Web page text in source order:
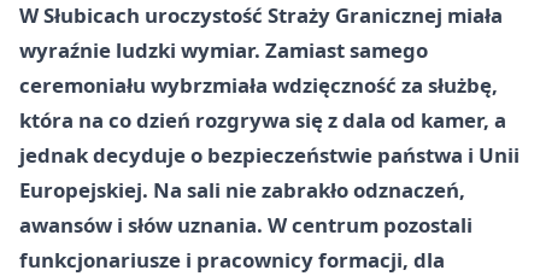
W Słubicach uroczystość Straży Granicznej miała
wyraźnie ludzki wymiar. Zamiast samego
ceremoniału wybrzmiała wdzięczność za służbę,
która na co dzień rozgrywa się z dala od kamer, a
jednak decyduje o bezpieczeństwie państwa i Unii
Europejskiej. Na sali nie zabrakło odznaczeń,
awansów i słów uznania. W centrum pozostali
funkcjonariusze i pracownicy formacji, dla